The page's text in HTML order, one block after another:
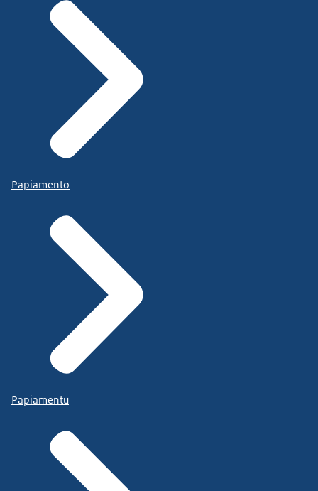
Papiamento
Papiamentu